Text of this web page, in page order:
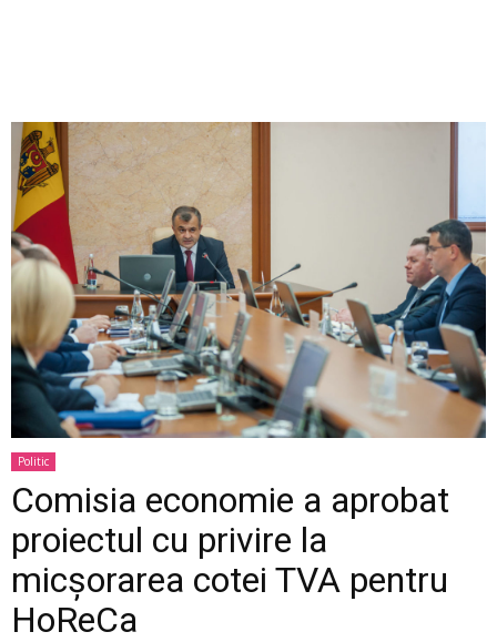
Politic
Comisia economie a aprobat
proiectul cu privire la
micșorarea cotei TVA pentru
HoReCa